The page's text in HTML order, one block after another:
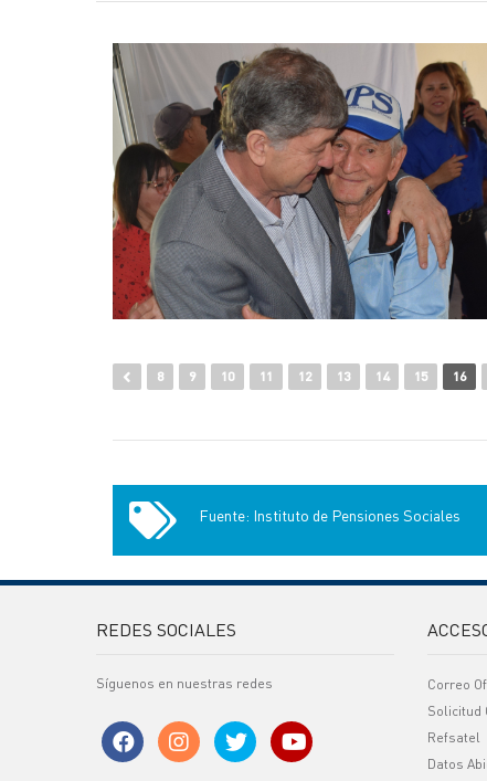
8 9 10 11 12 13 14 15 16
Fuente: Instituto de Pensiones Sociales
REDES SOCIALES
Síguenos en nuestras redes
Correo
Solicitud
Refsatel
Datos